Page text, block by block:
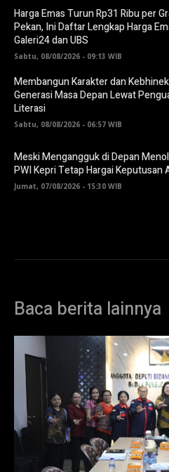
Harga Emas Turun Rp31 Ribu per
Pekan, Ini Daftar Lengkap Harga
Galeri24 dan UBS
Sabtu, 08/08/2026 - 09:13 WIB
Membangun Karakter dan
Generasi Masa Depan Lewat
Literasi
Sabtu, 08/08/2026 - 06:57 WIB
Meski Mengangguk di Depan
PWI Kepri Tetap Hargai Keputusan
Jumat, 07/08/2026 - 15:30 WIB
Baca berita lainnya